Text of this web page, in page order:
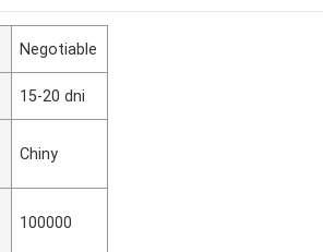
Negotiable
15-20 dni
Chiny
100000